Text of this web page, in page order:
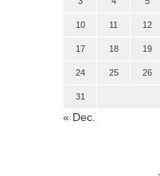
10 11 12
17 18 19
24 25 26
31
« Dec.